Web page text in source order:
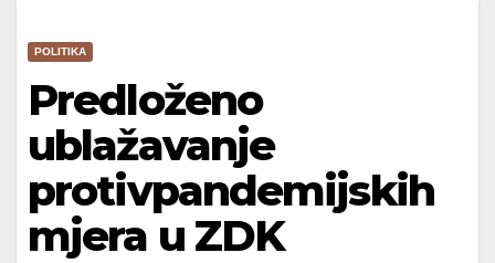
POLITIKA
Predloženo
ublažavanje
protivpandemijskih
mjera u ZDK